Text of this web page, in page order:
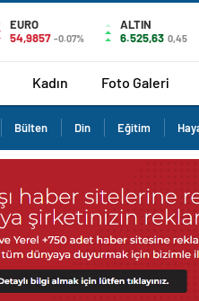
EURO
54,9857 -0.07%
ALTIN
6.525,63 0,45
Kadın Foto Galeri
Bülten Din Eğitim